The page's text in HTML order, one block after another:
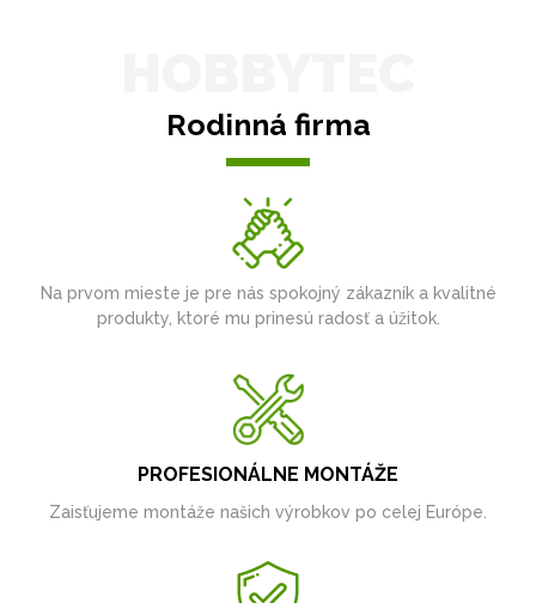
Rodinná firma
Na prvom mieste je pre nás spokojný zákazník a kvalitné
produkty, ktoré mu prinesú radosť a úžitok.
PROFESIONÁLNE MONTÁŽE
Zaisťujeme montáže našich výrobkov po celej Európe.